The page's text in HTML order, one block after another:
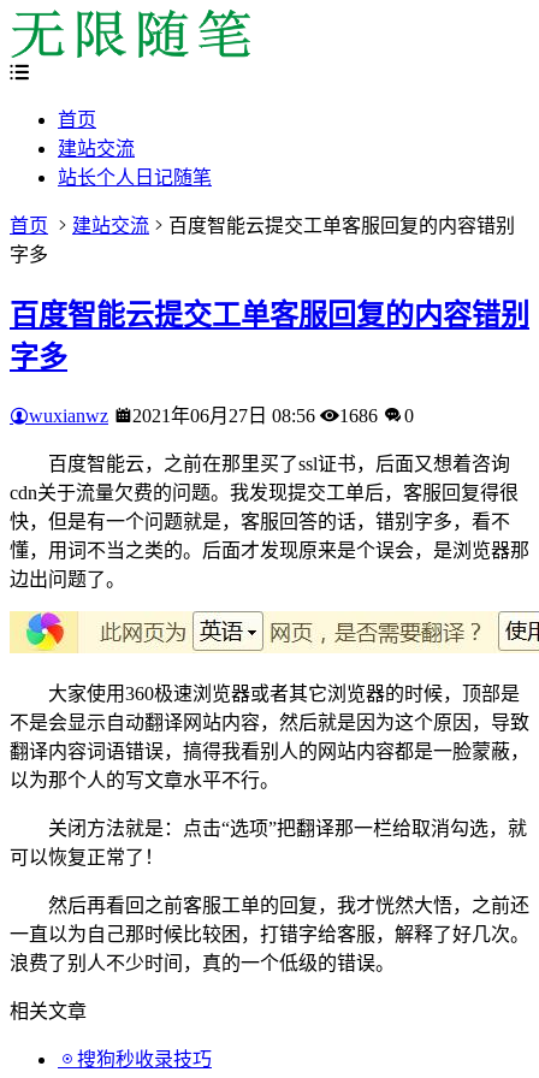
首页
建站交流
站长个人日记随笔
首页 建站交流
百度智能云提交工单客服回复的内容错别
字多
百度智能云提交工单客服回复的内容错别
字多
wuxianwz 2021年06月27日 08:56 1686 0
百度智能云，之前在那里买了ssl证书，后面又想着咨询
cdn关于流量欠费的问题。我发现提交工单后，客服回复得很
快，但是有一个问题就是，客服回答的话，错别字多，看不
懂，用词不当之类的。后面才发现原来是个误会，是浏览器那
边出问题了。
大家使用360极速浏览器或者其它浏览器的时候，顶部是
不是会显示自动翻译网站内容，然后就是因为这个原因，导致
翻译内容词语错误，搞得我看别人的网站内容都是一脸蒙蔽，
以为那个人的写文章水平不行。
关闭方法就是：点击“选项”把翻译那一栏给取消勾选，就
可以恢复正常了！
然后再看回之前客服工单的回复，我才恍然大悟，之前还
一直以为自己那时候比较困，打错字给客服，解释了好几次。
浪费了别人不少时间，真的一个低级的错误。
相关文章
搜狗秒收录技巧